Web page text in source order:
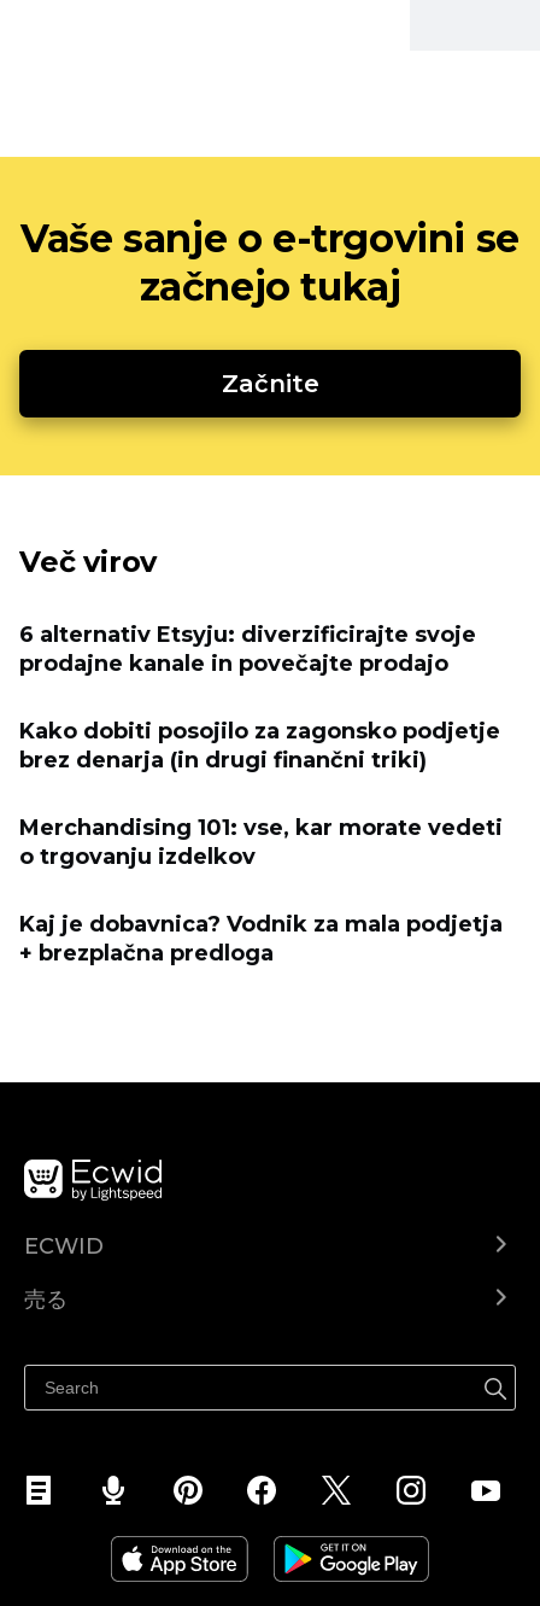
Vaše sanje o e-trgovini se
začnejo tukaj
Začnite
Več virov
6 alternativ Etsyju: diverzificirajte svoje
prodajne kanale in povečajte prodajo
Kako dobiti posojilo za zagonsko podjetje
brez denarja (in drugi finančni triki)
Merchandising 101: vse, kar morate vedeti
o trgovanju izdelkov
Kaj je dobavnica? Vodnik za mala podjetja
+ brezplačna predloga
ECWID
ヘルプセンター
売る
Facebookで販売する
Instagramで販売する